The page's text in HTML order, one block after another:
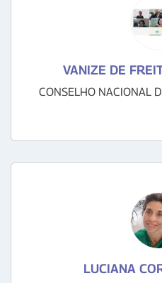
VANIZE DE
CONSELHO NACIONAL
LUCIANA